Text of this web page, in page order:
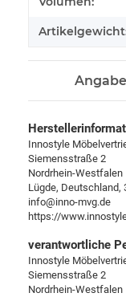
Innostyle
Siemensstraße 2
Nordrhein-Westfalen
Lügde, Deutschland,
info@inno-mvg.de
https://
verantwortliche
Innostyle
Siemensstraße 2
Nordrhein-Westfalen